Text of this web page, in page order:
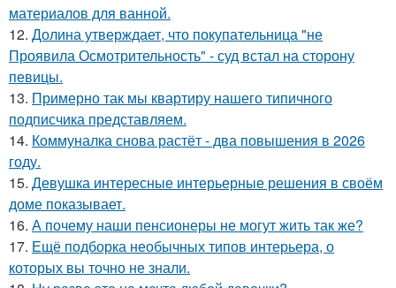
материалов для ванной.
12. Долина утверждает, что покупательница "не
Проявила Осмотрительность" - суд встал на сторону
певицы.
13. Примерно так мы квартиру нашего типичного
подписчика представляем.
14. Коммуналка снова растёт - два повышения в 2026
году.
15. Девушка интересные интерьерные решения в своём
доме показывает.
16. А почему наши пенсионеры не могут жить так же?
17. Ещё подборка необычных типов интерьера, о
которых вы точно не знали.